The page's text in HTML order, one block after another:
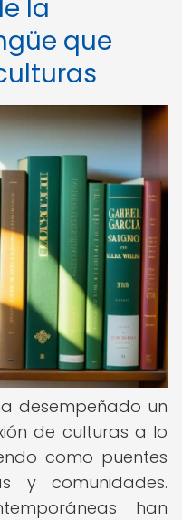
la
que
desempeñado un
de culturas a lo
como puentes
y comunidades.
han